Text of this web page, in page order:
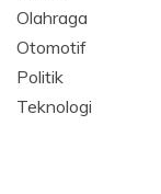
Olahraga
Otomotif
Politik
Teknologi